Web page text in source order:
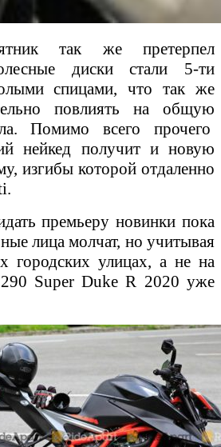
так же претерпел
диски стали 5-ти
спицами, что так же
повлиять на общую
Помимо всего прочего
нейкед получит и новую
изгибы которой отдаленно
премьеру новинки пока
лица молчат, но учитывая
городских улицах, а не на
Super Duke R 2020 уже